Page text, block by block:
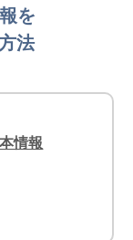
を
法
情報